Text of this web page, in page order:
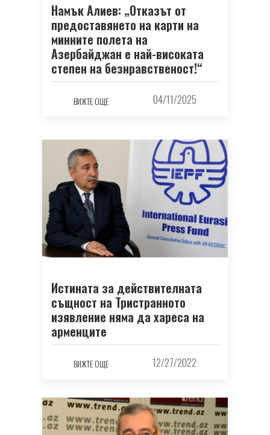
Намък Алиев: „Отказът от
предоставянето на карти на
минните полета на
Азербайджан е най-високата
степен на безнравственост!“
ВИЖТЕ ОЩЕ 04/11/2025
Истината за действителната
същност на Тристранното
изявление няма да хареса на
арменците
ВИЖТЕ ОЩЕ 12/27/2022